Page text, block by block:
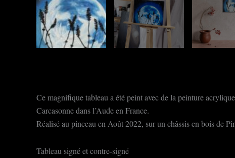
Ce magnifique tableau a été peint avec de la peinture
Carcasonne dans l’Aude en France.
Réalisé au pinceau en Août 2022, sur un châssis en bois de
Tableau signé et contre-signé